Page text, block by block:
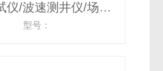
波速测试仪/波速测井仪/场地振动测试仪/剪切波/波速仪/波速
型号：